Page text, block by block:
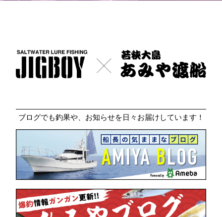
ブログでも釣果や、お知らせを日々お届けしています！